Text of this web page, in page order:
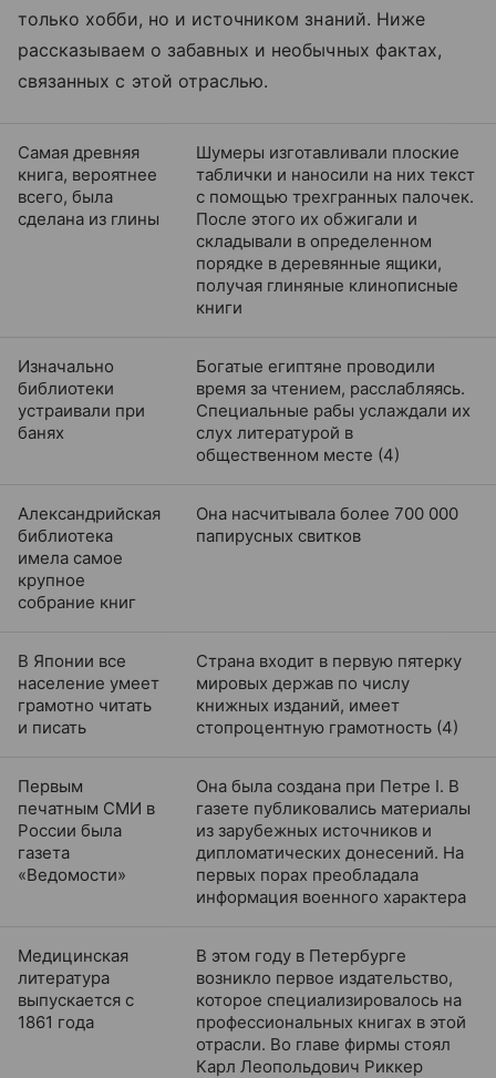
только хобби, но и источником знаний. Ниже
рассказываем о забавных и необычных фактах,
связанных с этой отраслью.
Самая древняя
книга, вероятнее
всего, была
сделана из глины
Шумеры изготавливали плоские
таблички и наносили на них текст
с помощью трехгранных палочек.
После этого их обжигали и
складывали в определенном
порядке в деревянные ящики,
получая глиняные клинописные
книги
Изначально
библиотеки
устраивали при
банях
Богатые египтяне проводили
время за чтением, расслабляясь.
Специальные рабы услаждали их
слух литературой в
общественном месте (4)
Александрийская
библиотека
имела самое
крупное
собрание книг
Она насчитывала более 700 000
папирусных свитков
В Японии все
население умеет
грамотно читать
и писать
Страна входит в первую пятерку
мировых держав по числу
книжных изданий, имеет
стопроцентную грамотность (4)
Первым
печатным СМИ в
России была
газета
«Ведомости»
Она была создана при Петре I. В
газете публиковались материалы
из зарубежных источников и
дипломатических донесений. На
первых порах преобладала
информация военного характера
Медицинская
литература
выпускается с
1861 года
В этом году в Петербурге
возникло первое издательство,
которое специализировалось на
профессиональных книгах в этой
отрасли. Во главе фирмы стоял
Карл Леопольдович Риккер